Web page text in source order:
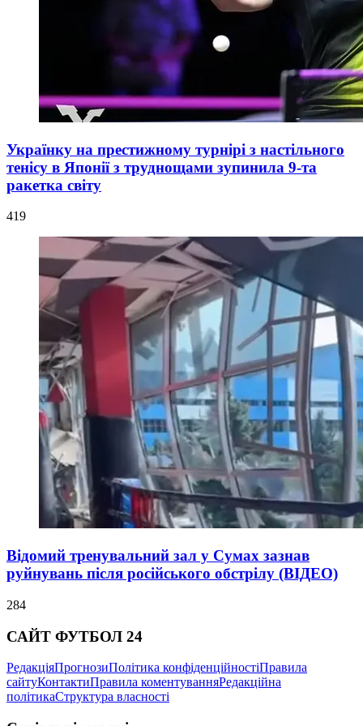
Українку на престижному турнірі з настільного
тенісу в Японії з труднощами зупинила 9-та
ракетка світу
419
Відомий тренувальний зал у Сумах зазнав
руйнувань після російського обстрілу (ВІДЕО)
284
САЙТ ФУТБОЛ 24
РедакціяПрогнозиПолітика конфіденційностіПравила
сайтуКонтактиПравила коментуванняРедакційна
політикаСтруктура власності